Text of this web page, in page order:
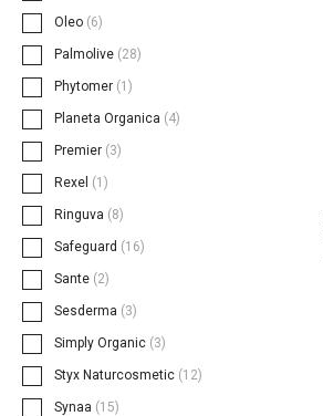
Oleo (6)
Palmolive (28)
Phytomer (1)
Planeta Organica (4)
Premier (3)
Rexel (1)
Ringuva (8)
Safeguard (16)
Sante (2)
Sesderma (3)
Simply Organic (3)
Styx Naturсosmetic (12)
Synaa (15)